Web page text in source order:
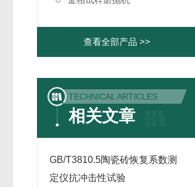
查看全部产品 >>
TECHNICAL ARTICLES
相关文章
GB/T3810.5陶瓷砖恢复系数测
定仪抗冲击性试验